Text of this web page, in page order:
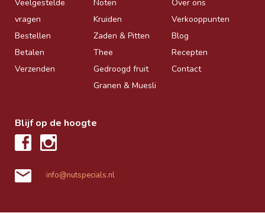
Veelgestelde
vragen
Bestellen
Betalen
Verzenden
Noten
Kruiden
Zaden & Pitten
Thee
Gedroogd fruit
Granen & Muesli
Over ons
Verkooppunten
Blog
Recepten
Contact
Blijf op de hoogte
info@nutspecials.nl